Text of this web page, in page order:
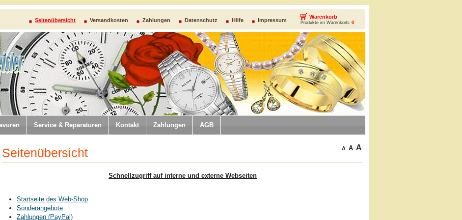
Seitenübersicht Versandkosten Zahlungen Datenschutz Hilfe Impressum
Warenkorb
Produkte im Warenkorb: 0
Service & Reparaturen Kontakt Zahlungen AGB
A A A
Seitenübersicht
Schnellzugriff auf interne und externe Webseiten
Startseite des Web-Shop
Sonderangebote
Zahlungen (PayPal)